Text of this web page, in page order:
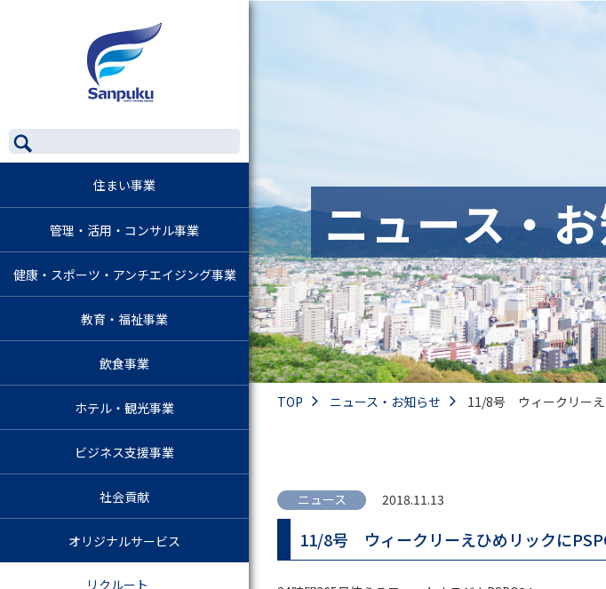
住まい事業
管理・活用・コンサル事業
健康・スポーツ・アンチエイジング事業
教育・福祉事業
飲食事業
ホテル・観光事業
ビジネス支援事業
社会貢献
オリジナルサービス
リクルート
ニュース・
TOP ニュース・お知らせ 11/8号 ウィークリーえ
ニュース 2018.11.13
11/8号 ウィークリーえひめリックに